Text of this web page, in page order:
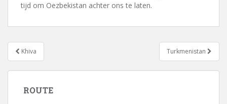
tijd om Oezbekistan achter ons te laten.
Bericht
navigatie
Khiva Turkmenistan
ROUTE